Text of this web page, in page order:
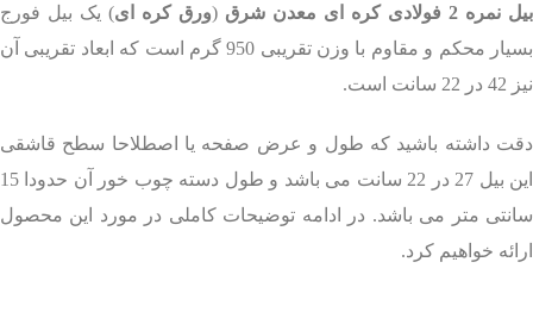
بیل نمره 2 فولادی کره ای معدن شرق (ورق کره ای) یک بیل فورج
بسیار محکم و مقاوم با وزن تقریبی 950 گرم است که ابعاد تقریبی آن
نیز 42 در 22 سانت است.
دقت داشته باشید که طول و عرض صفحه یا اصطلاحا سطح قاشقی
این بیل 27 در 22 سانت می باشد و طول دسته چوب خور آن حدودا 15
سانتی متر می باشد. در ادامه توضیحات کاملی در مورد این محصول
ارائه خواهیم کرد.